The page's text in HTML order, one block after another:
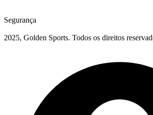
Segurança
2025, Golden Sports. Todos os direitos